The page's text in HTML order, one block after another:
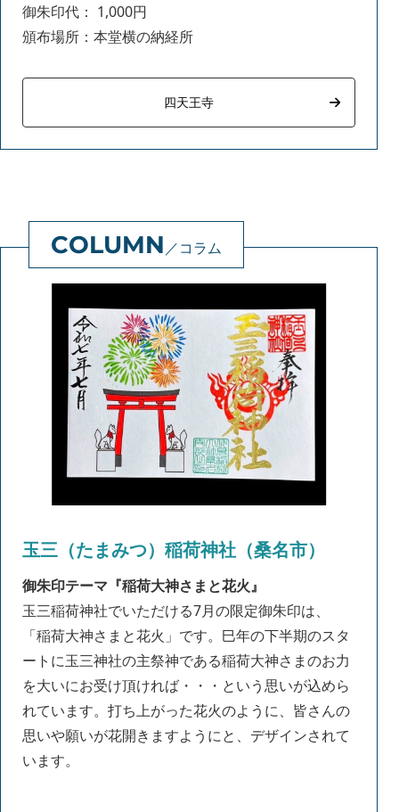
御朱印代： 1,000円
頒布場所：本堂横の納経所
四天王寺
コラム
玉三（たまみつ）稲荷神社（桑名市）
御朱印テーマ『稲荷大神さまと花火』
玉三稲荷神社でいただける7月の限定御朱印は、
「稲荷大神さまと花火」です。巳年の下半期のスタ
ートに玉三神社の主祭神である稲荷大神さまのお力
を大いにお受け頂ければ・・・という思いが込めら
れています。打ち上がった花火のように、皆さんの
思いや願いが花開きますようにと、デザインされて
います。